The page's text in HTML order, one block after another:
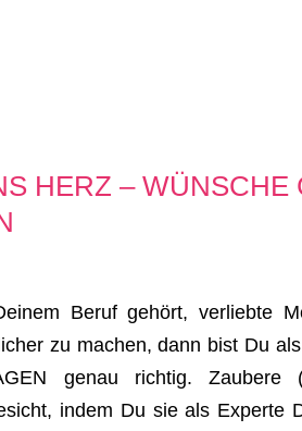
HERZ – WÜNSCHE
Beruf gehört, verliebte
zu machen, dann bist Du
genau richtig. Zaubere
indem Du sie als Experte